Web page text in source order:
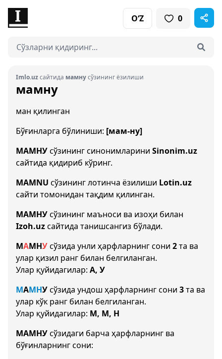
O‘Z 0
Imlo.uzсайтида мамнусўзининг ёзилиши
мамну
ман қилинган
Бўғинларга бўлиниши: [мам-ну]
МАМНУсўзининг синонимларини Sinonim.uz
сайтида қидириб кўринг.
MAMNU сўзининг лотинча ёзилиши Lotin.uz
сайти томонидан тақдим қилинган.
МАМНУсўзининг маъноси ва изоҳи билан
Izoh.uzсайтида танишсангиз бўлади.
МАМНУсўзида унли ҳарфларнинг сони 2та ва
улар қизил ранг билан белгиланган.
Улар қуйидагилар: А, У
МАМНУсўзида ундош ҳарфларнинг сони 3та ва
улар кўк ранг билан белгиланган.
Улар қуйидагилар: М, М, Н
МАМНУсўзидаги барча ҳарфларнинг ва
бўғинларнинг сони: